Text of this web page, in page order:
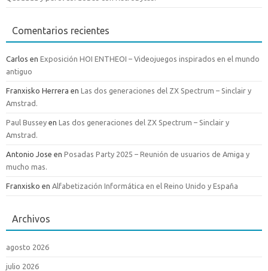
Comentarios recientes
Carlos en Exposición HOI ENTHEOI – Videojuegos inspirados en el mundo
antiguo
Franxisko Herrera en Las dos generaciones del ZX Spectrum – Sinclair y
Amstrad.
Paul Bussey en Las dos generaciones del ZX Spectrum – Sinclair y
Amstrad.
Antonio Jose en Posadas Party 2025 – Reunión de usuarios de Amiga y
mucho mas.
Franxisko en Alfabetización Informática en el Reino Unido y España
Archivos
agosto 2026
julio 2026